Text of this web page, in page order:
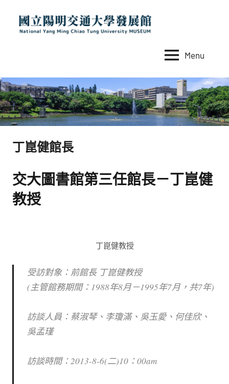
content
立
陽
明
交
通
學
發
Museum
Ming
Chiao
Tung
University
Menu
丁崑健館長
交大圖書館第三任館長－丁崑健
教授
丁崑健教授
受訪對象：前館長 丁崑健教授
(主管館務期間：1988年8月－1995年7月，共7年)
訪談人員：蔡淑琴、李瓊滿、吳玉愛、何佳欣、
吳孟瑾
訪談時間：2013-8-6(二)10：00am